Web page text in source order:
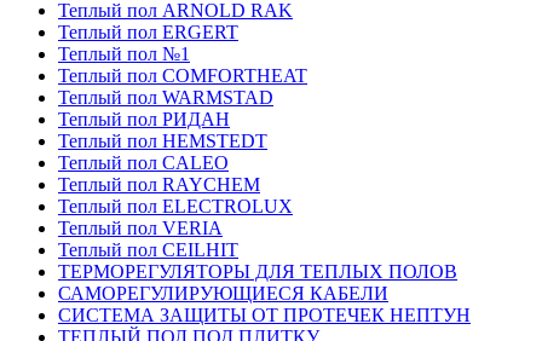
Теплый пол ARNOLD RAK
Теплый пол ERGERT
Теплый пол №1
Теплый пол COMFORTHEAT
Теплый пол WARMSTAD
Теплый пол РИДАН
Теплый пол HEMSTEDT
Теплый пол CALEO
Теплый пол RAYCHEM
Теплый пол ELECTROLUX
Теплый пол VERIA
Теплый пол CEILHIT
ТЕРМОРЕГУЛЯТОРЫ ДЛЯ ТЕПЛЫХ ПОЛОВ
САМОРЕГУЛИРУЮЩИЕСЯ КАБЕЛИ
СИСТЕМА ЗАЩИТЫ ОТ ПРОТЕЧЕК НЕПТУН
ТЕПЛЫЙ ПОЛ ПОД ПЛИТКУ